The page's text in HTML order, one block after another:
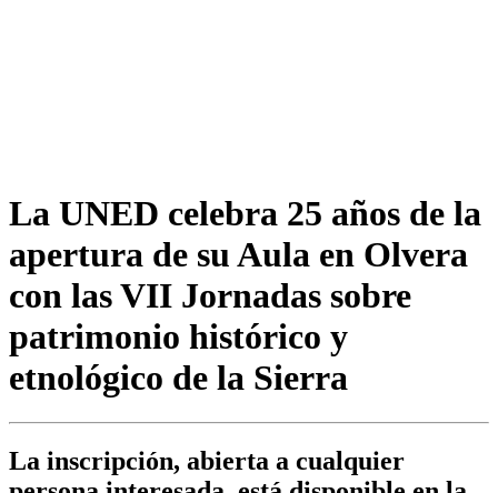
La UNED celebra 25 años de la
apertura de su Aula en Olvera
con las VII Jornadas sobre
patrimonio histórico y
etnológico de la Sierra
La inscripción, abierta a cualquier